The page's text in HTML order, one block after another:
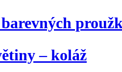
– koláž